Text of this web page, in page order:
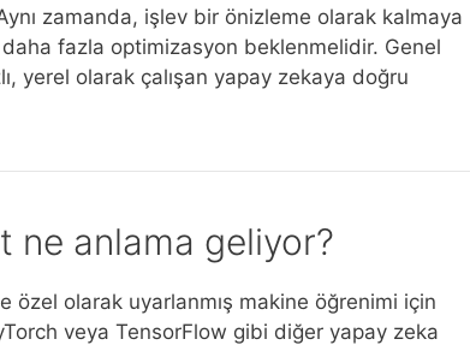
zamanda, işlev bir önizleme olarak kalmaya
fazla optimizasyon beklenmelidir. Genel
yerel olarak çalışan yapay zekaya doğru
ne anlama geliyor?
özel olarak uyarlanmış makine öğrenimi için
veya TensorFlow gibi diğer yapay zeka